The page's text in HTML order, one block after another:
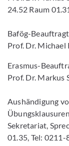
24.52 Raum
Bafög-
Prof. Dr. Michael
Erasmus-
Prof. Dr. Markus
Aushändigung
Sekretariat,
01.35, Tel: